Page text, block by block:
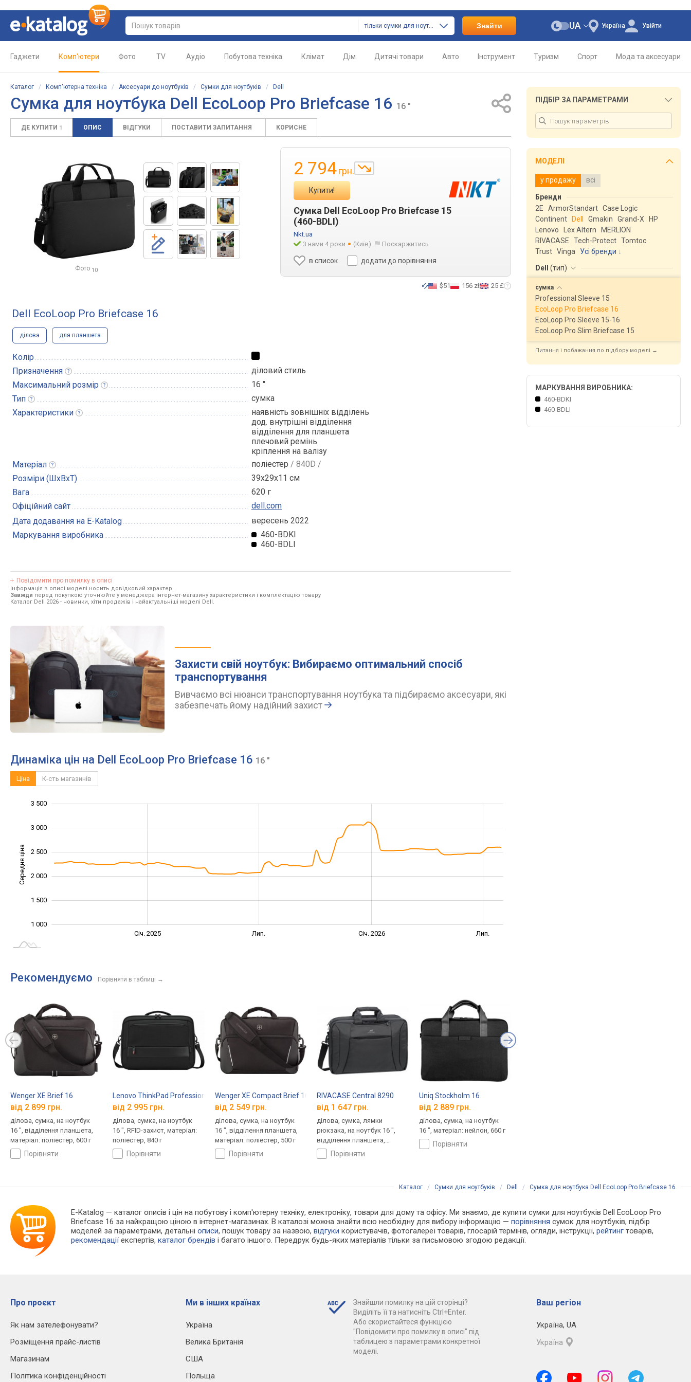
тільки сумки для ноутбуків Знайти Україна
UA Увійти
Гаджети Комп'ютери Фото TV Аудіо Побутова техніка Клімат Дім Дитячі товари Авто Інструмент Туризм Спорт Мода та аксесуари
Каталог / Комп'ютерна техніка / Аксесуари до ноутбуків / Сумки для ноутбуків / Dell
Сумка для ноутбука Dell EcoLoop Pro Briefcase 16 16 "
ДЕ КУПИТИ 1 ОПИС ВІДГУКИ ПОСТАВИТИ ЗАПИТАННЯ КОРИСНЕ
Фото 10
2 794грн.
Купити!
Сумка Dell EcoLoop Pro Briefcase 15
(460-BDLI)
Nkt.ua
З нами 4 роки
(Київ) Поскаржитись
в список додати до порівняння
$51 156 zł 25 £
Dell EcoLoop Pro Briefcase 16
ділова для планшета
Колір
Призначення
діловий стиль
Максимальний розмір
16 "
Тип
сумка
Характеристики
наявність зовнішніх відділень
дод. внутрішні відділення
відділення для планшета
плечовий ремінь
кріплення на валізу
Матеріал
поліестер / 840D /
Розміри (ШхВхТ)
39x29x11 см
Вага
620 г
Офіційний сайт
dell.com
Дата додавання на E-Katalog
вересень 2022
Маркування виробника
460-BDKI
460-BDLI
Повідомити про помилку в описі
Інформація в описі моделі носить довідковий характер.
Завжди перед покупкою уточнюйте у менеджера інтернет-магазину характеристики і комплектацію товару
Каталог Dell 2026 - новинки, хіти продажів і найактуальніші моделі Dell.
Захисти свій ноутбук: Вибираємо оптимальний спосіб
транспортування
Вивчаємо всі нюанси транспортування ноутбука та підбираємо аксесуари, які
забезпечать йому надійний захист
Динаміка цін на Dell EcoLoop Pro Briefcase 16 16 "
Ціна К-сть магазинів
Середня ціна
1 000
1 500
2 000
2 500
3 000
3 500
Січ. 2025 Лип. Січ. 2026 Лип.
Рекомендуємо Порівняти в таблиці →
Wenger XE Brief 16
від 2 899 грн.
ділова, сумка, на ноутбук
16 ", відділення планшета,
матеріал: поліестер, 600 г
порівняти
Lenovo ThinkPad Professional Topload Gen 2 16
від 2 995 грн.
ділова, сумка, на ноутбук
16 ", RFID-захист, матеріал:
поліестер, 840 г
порівняти
Wenger XE Compact Brief 16
від 2 549 грн.
ділова, сумка, на ноутбук
16 ", відділення планшета,
матеріал: поліестер, 500 г
порівняти
RIVACASE Central 8290
від 1 647 грн.
ділова, сумка, лямки
рюкзака, на ноутбук 16 ",
відділення планшета,
матеріал: поліестер, 1223 г
порівняти
Uniq Stockholm 16
від 2 889 грн.
ділова, сумка, на ноутбук
16 ", матеріал: нейлон, 660 г
порівняти
ПІДБІР ЗА ПАРАМЕТРАМИ
МОДЕЛІ
у продажу всі
Бренди
2E
ArmorStandart Case Logic
Continent
Dell Gmakin Grand-X
HP
Lenovo
Lex Altern
MERLION
RIVACASE
Tech-Protect Tomtoc
Trust Vinga
Усі бренди
Dell (тип)
сумка
Professional Sleeve 15
EcoLoop Pro Briefcase 16
EcoLoop Pro Sleeve 15-16
EcoLoop Pro Slim Briefcase 15
Питання і побажання по підбору моделі →
МАРКУВАННЯ ВИРОБНИКА:
460-BDKI
460-BDLI
Каталог / Сумки для ноутбуків / Dell / Сумка для ноутбука Dell EcoLoop Pro Briefcase 16
E-Katalog — каталог описів і цін на побутову і комп'ютерну техніку, електроніку, товари для дому та офісу. Ми знаємо, де купити сумки для ноутбуків Dell EcoLoop Pro
Briefcase 16 за найкращою ціною в інтернет-магазинах. В каталозі можна знайти всю необхідну для вибору інформацію —порівняння сумок для ноутбуків, підбір
моделей за параметрами, детальніописи, пошук товару за назвою,відгуки користувачів, фотогалереї товарів, глосарій термінів, огляди, інструкції,рейтинг товарів,
рекомендації експертів,каталог брендів і багато іншого. Передрук будь-яких матеріалів тільки за письмовою згодою редакції.
Про проєкт
Як нам зателефонувати?
Розміщення прайс-листів
Магазинам
Політика конфіденційності
Ми в інших країнах
Україна
Велика Британія
США
Польща
Знайшли помилку на цій сторінці?
Виділіть її та натисніть Ctrl+Enter.
Або скористайтеся функцією
"Повідомити про помилку в описі" під
таблицею з параметрами конкретної
моделі.
Ваш регіон
Україна, UA
Україна